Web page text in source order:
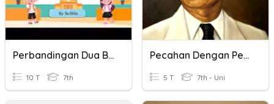
Perbandingan Dua Besaran Dengan Satuan Berbeda
10 T 7th
Pecahan Dengan Penyebut Sama
5 T 7th - Uni